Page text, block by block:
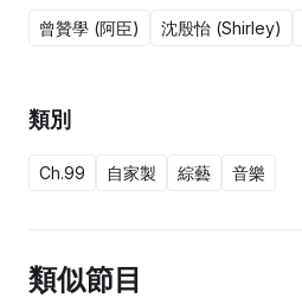
曾贊學 (阿臣) 沈殷怡 (Shirley)
類別
Ch.99 自家製 綜藝 音樂
類似節目